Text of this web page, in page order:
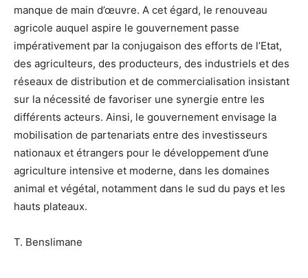
manque de main d’œuvre. A cet égard, le renouveau
agricole auquel aspire le gouvernement passe
impérativement par la conjugaison des efforts de l’Etat,
des agriculteurs, des producteurs, des industriels et des
réseaux de distribution et de commercialisation insistant
sur la nécessité de favoriser une synergie entre les
différents acteurs. Ainsi, le gouvernement envisage la
mobilisation de partenariats entre des investisseurs
nationaux et étrangers pour le développement d’une
agriculture intensive et moderne, dans les domaines
animal et végétal, notamment dans le sud du pays et les
hauts plateaux.
T. Benslimane